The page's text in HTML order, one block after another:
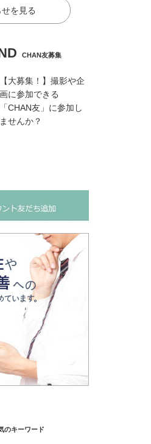
を見る
CHAN友募集
【大募集！】撮影や企
画に参加できる
「CHAN友」に参加し
ませんか？
のキーワード